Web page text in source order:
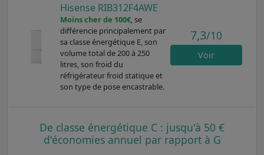
Hisense RIB312F4AWE
Moins cher de 100€, se
différencie principalement par
sa classe énergétique E, son
volume total de 200 à 250
litres, son froid du
réfrigérateur froid statique et
son type de pose encastrable.
7,3/10
Voir
De classe énergétique C : jusqu'à 50 €
d'économies annuel par rapport à G